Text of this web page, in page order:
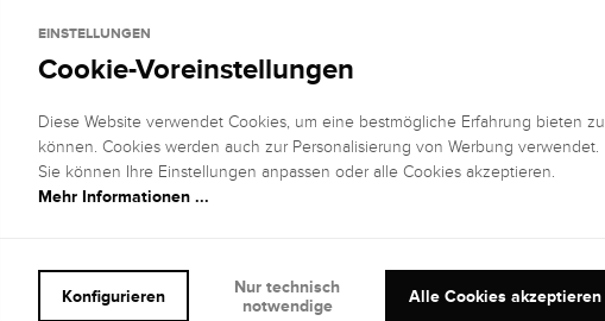
FARBE:
Weiß+ (River), D
flawless)
EDELSTEIN
EDELSTEIN
g
EINSTELLUNGEN
Cookie-Voreinstellungen
Diese Website verwendet Cookies, um eine bestmögliche Erfahrung bieten zu
können. Cookies werden auch zur Personalisierung von Werbung verwendet.
Sie können Ihre Einstellungen anpassen oder alle Cookies akzeptieren.
Mehr Informationen ...
Alle Cookies akzeptieren
Konfigurieren
Nur technisch
notwendige